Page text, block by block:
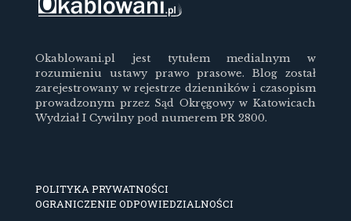
Okablowani.pl jest tytułem medialnym w
rozumieniu ustawy prawo prasowe. Blog został
zarejestrowany w rejestrze dzienników i czasopism
prowadzonym przez Sąd Okręgowy w Katowicach
Wydział I Cywilny pod numerem PR 2800.
POLITYKA PRYWATNOŚCI
OGRANICZENIE ODPOWIEDZIALNOŚCI